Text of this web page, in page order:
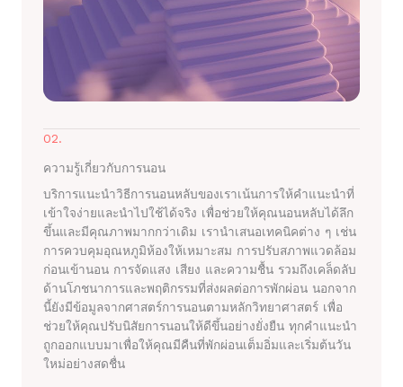
02.
ความรู้เกี่ยวกับการนอน
บริการแนะนำวิธีการนอนหลับของเราเน้นการให้คำแนะนำที่
เข้าใจง่ายและนำไปใช้ได้จริง เพื่อช่วยให้คุณนอนหลับได้ลึก
ขึ้นและมีคุณภาพมากกว่าเดิม เรานำเสนอเทคนิคต่าง ๆ เช่น
การควบคุมอุณหภูมิห้องให้เหมาะสม การปรับสภาพแวดล้อม
ก่อนเข้านอน การจัดแสง เสียง และความชื้น รวมถึงเคล็ดลับ
ด้านโภชนาการและพฤติกรรมที่ส่งผลต่อการพักผ่อน นอกจาก
นี้ยังมีข้อมูลจากศาสตร์การนอนตามหลักวิทยาศาสตร์ เพื่อ
ช่วยให้คุณปรับนิสัยการนอนให้ดีขึ้นอย่างยั่งยืน ทุกคำแนะนำ
ถูกออกแบบมาเพื่อให้คุณมีคืนที่พักผ่อนเต็มอิ่มและเริ่มต้นวัน
ใหม่อย่างสดชื่น